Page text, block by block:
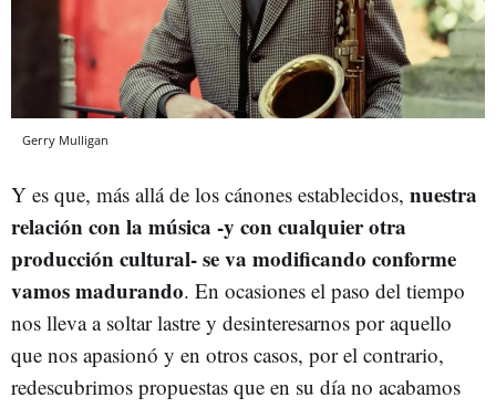
Gerry Mulligan
Y es que, más allá de los cánones establecidos, nuestra
relación con la música -y con cualquier otra
producción cultural- se va modificando conforme
vamos madurando. En ocasiones el paso del tiempo
nos lleva a soltar lastre y desinteresarnos por aquello
que nos apasionó y en otros casos, por el contrario,
redescubrimos propuestas que en su día no acabamos